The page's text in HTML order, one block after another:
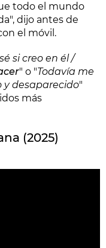
todo el mundo
dijo antes de
el móvil.
si creo en él /
" o "Todavía me
y desaparecido"
más
(2025)